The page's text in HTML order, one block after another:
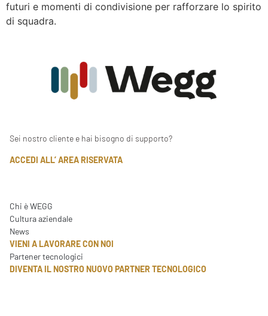
futuri e momenti di condivisione per rafforzare lo spirito
di squadra.
Sei nostro cliente e hai bisogno di supporto?
ACCEDI ALL’ AREA RISERVATA
Chi è WEGG
Cultura aziendale
News
VIENI A LAVORARE CON NOI
Partener tecnologici
DIVENTA IL NOSTRO NUOVO PARTNER TECNOLOGICO